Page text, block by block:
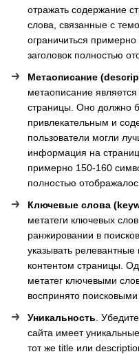
отражать содержание
слова, связанные с
ограничиться
заголовок полностью
Метаописание
метаописание
страницы. Оно должно
привлекательным и
пользователи могли
информация на
примерно 150-160
полностью
Ключевые слова
метатеги ключевых
ранжировании в
указывать
контентом страницы.
метатег ключевыми
воспринято
Уникальность .
сайта имеет
тот же title или